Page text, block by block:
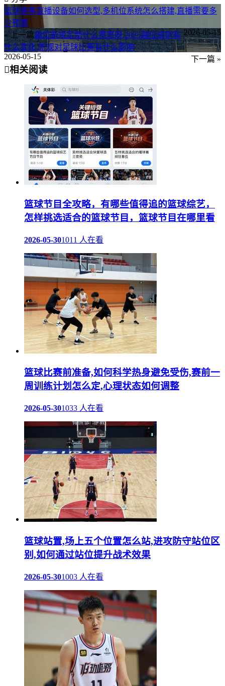
篮球赛事直播设备如何选型,多机位系统怎么搭建,直播需要多
少预算
« 上一篇
2026-05-15
越位新规定是什么意思呀,2025越位规则有
什么变化,新规对足球比赛有什么影响
下一篇 »
2026-05-15
相关阅读
篮球节目全攻略，有哪些值得追的篮球综艺，
怎样挑选适合的篮球节目，篮球节目在哪里看
2026-05-301011 人在看
篮球比赛前准备,如何科学热身避免受伤,赛前一
周训练计划怎么定,心理状态如何调整
2026-05-301033 人在看
篮球站置,场上五个位置怎么站,进攻防守站位区
别,如何通过站位提升战术效果
2026-05-301003 人在看